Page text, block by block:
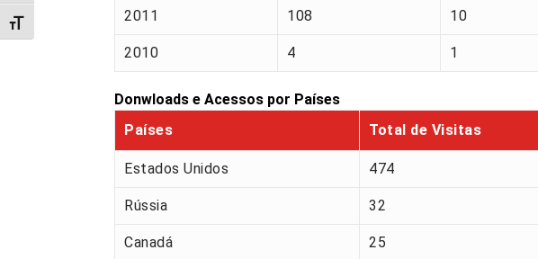
Alternar tamanho da fonte
2011 108 10
2010 4 1
Donwloads e Acessos por Países
Países
Total de Visitas
Estados Unidos 474
Rússia 32
Canadá 25